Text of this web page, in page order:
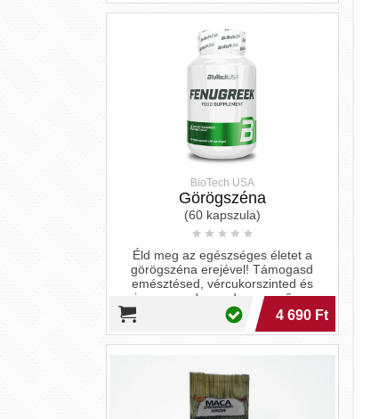
BioTech USA
Görögszéna
(60 kapszula)
Éld meg az egészséges életet a
görögszéna erejével! Támogasd
immunrendszered egyszerűen.
Baba maca